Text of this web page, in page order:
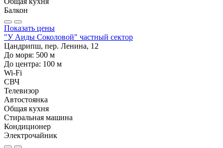
Балкон
Показать цены
"У Аиды Соколовой" частный сектор
Цандрипш, пер. Ленина, 12
До моря: 500 м
До центра: 100 м
Wi-Fi
СВЧ
Телевизор
Автостоянка
Общая кухня
Стиральная машина
Кондиционер
Электрочайник